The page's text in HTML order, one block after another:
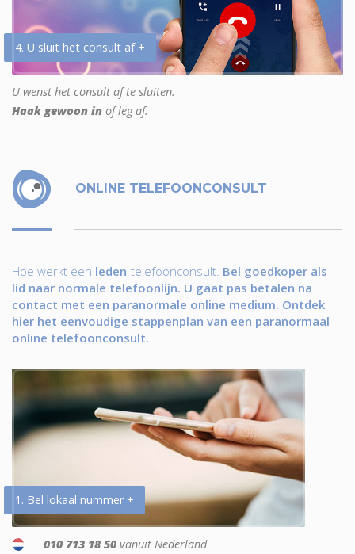
4. U sluit het consult af +
U wenst het consult af te sluiten.
Haak gewoon in of leg af.
ONLINE TELEFOONCONSULT
Hoe werkt een leden-telefoonconsult. Bel goedkoper als
lid naar normale telefoonlijn. U gaat pas betalen na
contact met een paranormale online medium. Ontdek
hier het eenvoudige stappenplan van een paranormaal
online telefoonconsult.
1. Bel lokaal nummer +
010 713 18 50 vanuit Nederland